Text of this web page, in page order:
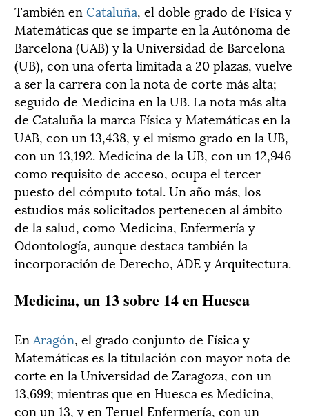
También en Cataluña, el doble grado de Física y
Matemáticas que se imparte en la Autónoma de
Barcelona (UAB) y la Universidad de Barcelona
(UB), con una oferta limitada a 20 plazas, vuelve
a ser la carrera con la nota de corte más alta;
seguido de Medicina en la UB. La nota más alta
de Cataluña la marca Física y Matemáticas en la
UAB, con un 13,438, y el mismo grado en la UB,
con un 13,192. Medicina de la UB, con un 12,946
como requisito de acceso, ocupa el tercer
puesto del cómputo total. Un año más, los
estudios más solicitados pertenecen al ámbito
de la salud, como Medicina, Enfermería y
Odontología, aunque destaca también la
incorporación de Derecho, ADE y Arquitectura.
Medicina, un 13 sobre 14 en Huesca
En Aragón, el grado conjunto de Física y
Matemáticas es la titulación con mayor nota de
corte en la Universidad de Zaragoza, con un
13,699; mientras que en Huesca es Medicina,
con un 13, y en Teruel Enfermería, con un